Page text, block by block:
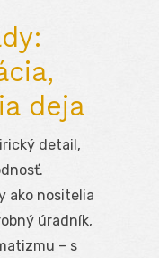
deja
detail,
ako nositelia
úradník,
– s